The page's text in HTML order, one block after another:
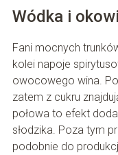
Wódka i
Fani mocnych
kolei napoje
owocowego wina.
zatem z cukru
połowa to efekt
słodzika. Poza tym
podobnie do